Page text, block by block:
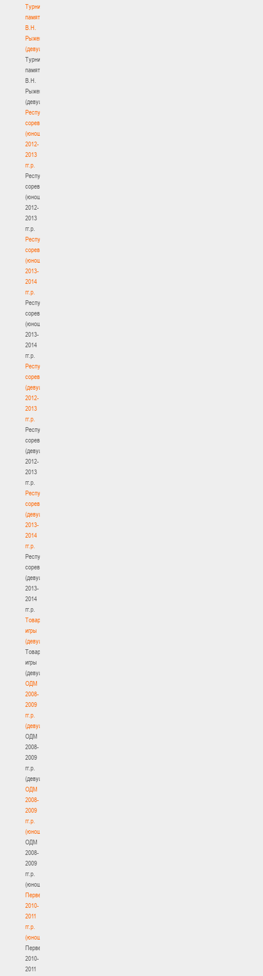
Турнир
памяти
В.Н.
Рыженкова
(девушки)
Турнир
памяти
В.Н.
Рыженкова
(девушки)
Республиканские
соревнования
(юноши)
2012-
2013
гг.р.
Республиканские
соревнования
(юноши)
2012-
2013
гг.р.
Республиканские
соревнования
(юноши)
2013-
2014
гг.р.
Республиканские
соревнования
(юноши)
2013-
2014
гг.р.
Республиканские
соревнования
(девушки)
2012-
2013
гг.р.
Республиканские
соревнования
(девушки)
2012-
2013
гг.р.
Республиканские
соревнования
(девушки)
2013-
2014
гг.р.
Республиканские
соревнования
(девушки)
2013-
2014
гг.р.
Товарищеские
игры
(девушки)
Товарищеские
игры
(девушки)
ОДМ
2008-
2009
гг.р.
(девушки)
ОДМ
2008-
2009
гг.р.
(девушки)
ОДМ
2008-
2009
гг.р.
(юноши)
ОДМ
2008-
2009
гг.р.
(юноши)
Первенство
2010-
2011
гг.р.
(юноши)
Первенство
2010-
2011